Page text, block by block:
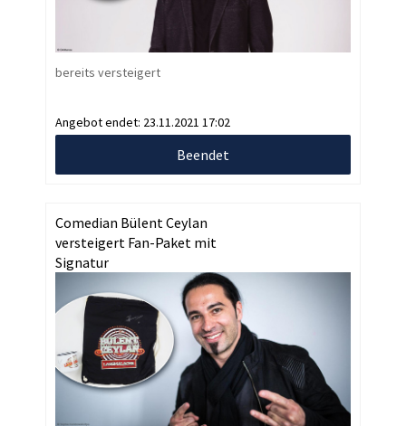
bereits versteigert
Angebot endet: 23.11.2021 17:02
Beendet
Comedian Bülent Ceylan
versteigert Fan-Paket mit
Signatur